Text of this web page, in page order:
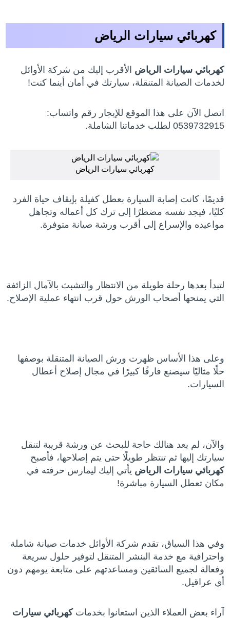
كهربائي سيارات الرياض
كهربائي سيارات الرياض الأقرب إليك من شركة الأوائل
لخدمات الصيانة المتنقلة، سيارتك في أمان أينما كنت!
اتصل الآن على هذا الموقع للإيجار رقم واتساب:
0539732915 لطلب خدماتنا الشاملة.
كهربائي سيارات الرياض
قديمًا، كانت إصابة السيارة بعطل كفيلة بإيقاف حياة الفرد
كليًا، فيجد نفسه مضطرًا إلى ترك كل أعماله وتجاهل
مواعيده والإسراع إلى أقرب ورشة صيانة متوفرة.
لتبدأ بعدها رحلة طويلة من الانتظار والتشبث بالآمال الزائفة
التي يمنحها أصحاب الورش حول قرب انتهاء عملية الإصلاح.
وعلى هذا الأساس ظهرت ورش الصيانة المتنقلة بوصفها
حلًا مثاليًا سيصنع فارقًا كبيرًا في مجال إصلاح أعطال
السيارات.
والآن، لم يعد هنالك حاجة للبحث عن ورشة قريبة لتنقل
سيارتك إليها ثم تنتظر طويلًا حتى يتم إصلاحها، فأصبح
كهربائي سيارات الرياض يأتي إليك ليمارس حرفته في
مكان تعطل السيارة مباشرة!
وفي هذا السياق، تقدم شركة الأوائل خدمات صيانة شاملة
واحترافية مع خدمة البنشر المتنقل لتوفير حلول سريعة
وفعالة لجميع السائقين ومساعدتهم على متابعة يومهم دون
أي عراقيل.
آراء بعض العملاء الذين استعانوا بخدماتكهربائي سيارات